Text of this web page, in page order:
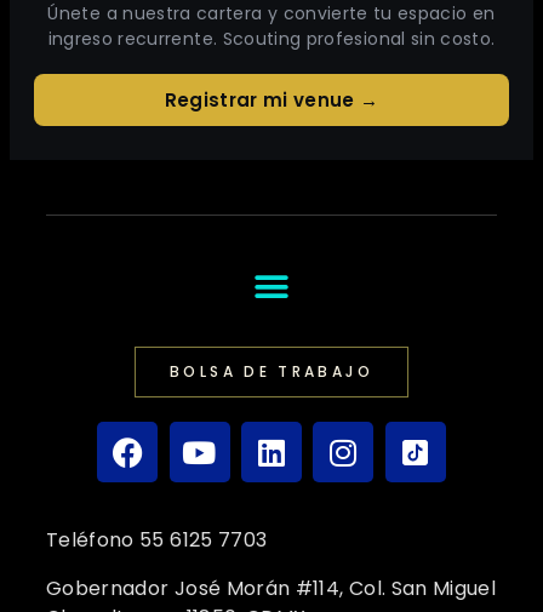
Únete a nuestra cartera y convierte tu espacio en
ingreso recurrente. Scouting profesional sin costo.
Registrar mi venue →
BOLSA DE TRABAJO
Teléfono 55 6125 7703
Gobernador José Morán #114, Col. San Miguel